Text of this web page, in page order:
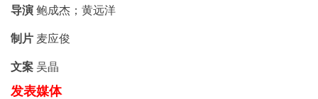
导演 鲍成杰；黄远洋
制片 麦应俊
文案 吴晶
发表媒体